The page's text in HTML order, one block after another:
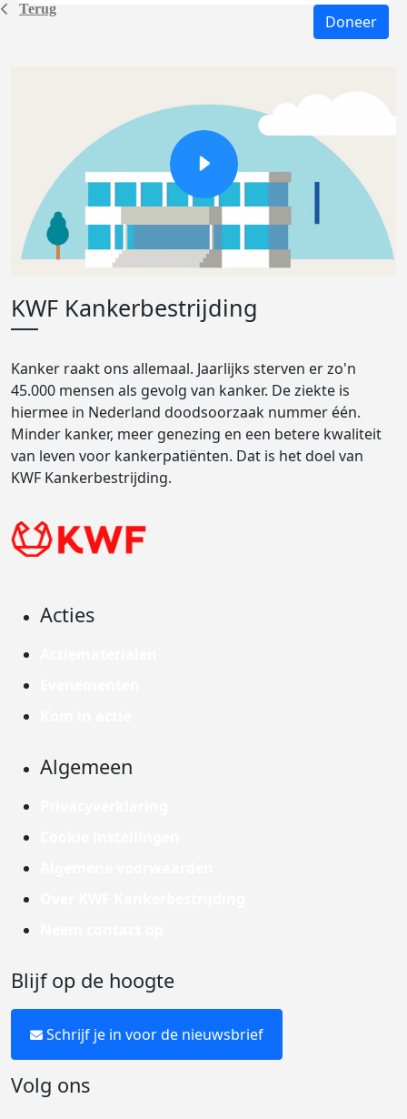
Terug
Doneer
KWF Kankerbestrijding
Kanker raakt ons allemaal. Jaarlijks sterven er zo'n
45.000 mensen als gevolg van kanker. De ziekte is
hiermee in Nederland doodsoorzaak nummer één.
Minder kanker, meer genezing en een betere kwaliteit
van leven voor kankerpatiënten. Dat is het doel van
KWF Kankerbestrijding.
Acties
Algemeen
Blijf op de hoogte
Schrijf je in voor de nieuwsbrief
Volg ons